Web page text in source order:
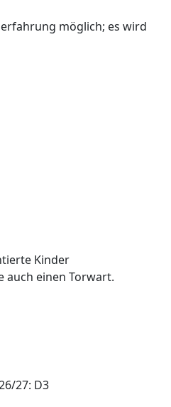
möglich; es wird
Kinder
auch einen Torwart.
27: D3